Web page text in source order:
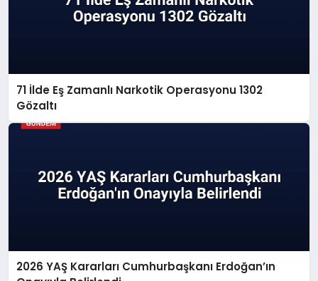
71 İlde Eş Zamanlı Narkotik Operasyonu 1302
Gözaltı
2026 YAŞ Kararları Cumhurbaşkanı Erdoğan’ın